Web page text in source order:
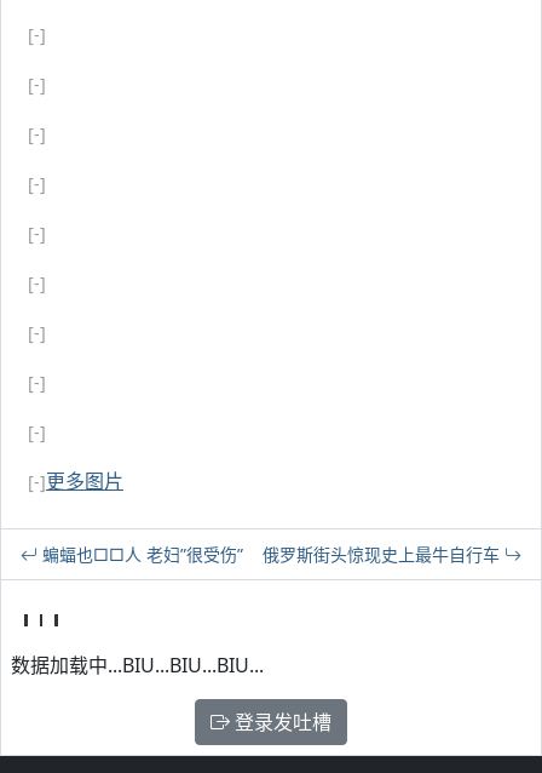
[-]
[-]
[-]
[-]
[-]
[-]
[-]
[-]
[-]
[-]更多图片
蝙蝠也□□人 老妇”很受伤” 俄罗斯街头惊现史上最牛自行车
数据加载中...BIU...BIU...BIU...
登录发吐槽